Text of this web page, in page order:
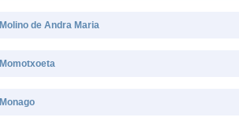
Molino de Andra Maria
Momotxoeta
Monago